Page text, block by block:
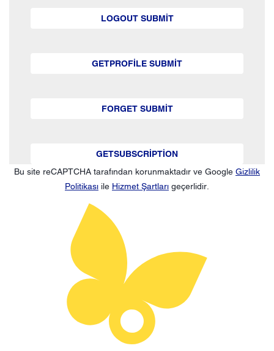
LOGOUT SUBMIT
GETPROFILE SUBMIT
FORGET SUBMIT
GETSUBSCRIPTION
Bu site reCAPTCHA tarafından korunmaktadır ve Google Gizlilik
Politikası ile Hizmet Şartları geçerlidir.